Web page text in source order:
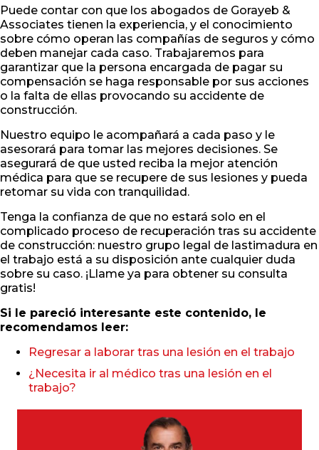
Puede contar con que los abogados de Gorayeb &
Associates tienen la experiencia, y el conocimiento
sobre cómo operan las compañías de seguros y cómo
deben manejar cada caso. Trabajaremos para
garantizar que la persona encargada de pagar su
compensación se haga responsable por sus acciones
o la falta de ellas provocando su accidente de
construcción.
Nuestro equipo le acompañará a cada paso y le
asesorará para tomar las mejores decisiones. Se
asegurará de que usted reciba la mejor atención
médica para que se recupere de sus lesiones y pueda
retomar su vida con tranquilidad.
Tenga la confianza de que no estará solo en el
complicado proceso de recuperación tras su accidente
de construcción: nuestro grupo legal de lastimadura en
el trabajo está a su disposición ante cualquier duda
sobre su caso. ¡Llame ya para obtener su consulta
gratis!
Si le pareció interesante este contenido, le
recomendamos leer:
Regresar a laborar tras una lesión en el trabajo
¿Necesita ir al médico tras una lesión en el
trabajo?